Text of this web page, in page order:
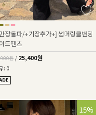
장돌파/+기장추가+] 썸머링클밴딩
드팬츠
원 / 25,400원
: 0
15%